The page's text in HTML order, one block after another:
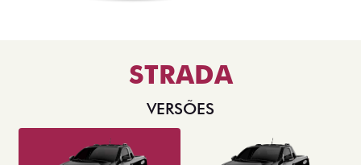
STRADA
VERSÕES